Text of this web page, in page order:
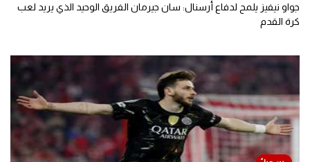
جواو نيفيز يلمح لدفاع أرسنال: سان جيرمان الفريق الوحيد الذي يريد لعب
كرة القدم